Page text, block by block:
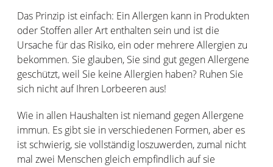
Das Prinzip ist einfach: Ein Allergen kann in Produkten
oder Stoffen aller Art enthalten sein und ist die
Ursache für das Risiko, ein oder mehrere Allergien zu
bekommen. Sie glauben, Sie sind gut gegen Allergene
geschützt, weil Sie keine Allergien haben? Ruhen Sie
sich nicht auf Ihren Lorbeeren aus!
Wie in allen Haushalten ist niemand gegen Allergene
immun. Es gibt sie in verschiedenen Formen, aber es
ist schwierig, sie vollständig loszuwerden, zumal nicht
mal zwei Menschen gleich empfindlich auf sie